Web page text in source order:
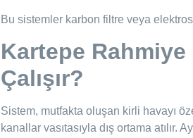
Bu sistemler karbon filtre veya
Kartepe Rahmiye
Çalışır?
Sistem, mutfakta oluşan kirli havayı
kanallar vasıtasıyla dış ortama